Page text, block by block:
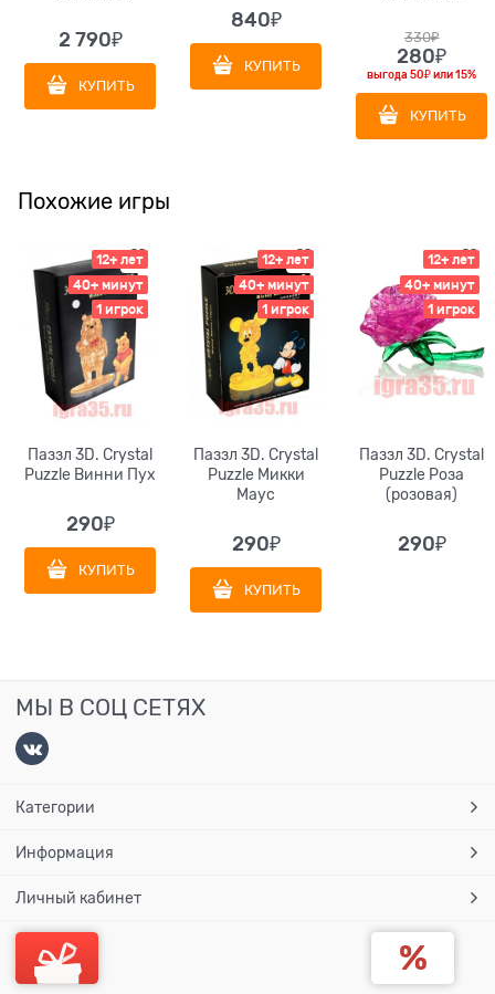
2 790₽
КУПИТЬ
840₽
КУПИТЬ
330₽
280₽
выгода50₽или15%
КУПИТЬ
Похожие игры
12+ лет
40+ минут
1 игрок
Паззл 3D. Crystal
Puzzle Винни Пух
290₽
КУПИТЬ
12+ лет
40+ минут
1 игрок
Паззл 3D. Crystal
Puzzle Микки
Маус
290₽
КУПИТЬ
12+ лет
40+ минут
1 игрок
Паззл 3D. Crystal
Puzzle Роза
(розовая)
290₽
МЫ В СОЦ СЕТЯХ
Категории
Информация
Личный кабинет